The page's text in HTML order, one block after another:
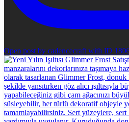
Open post by cadencecraft with ID